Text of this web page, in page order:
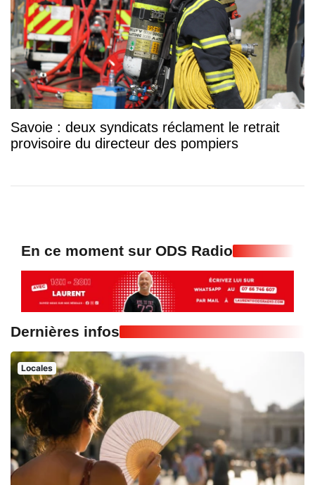
Savoie : deux syndicats réclament le retrait
provisoire du directeur des pompiers
En ce moment sur ODS Radio
Dernières infos
Locales